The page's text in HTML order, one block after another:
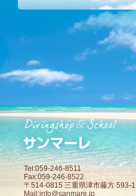
Tel:059-246-8511
Fax:059-246-8522
〒514-0815 三重県津市藤方 593-1
Mail:info@sanmare.jp